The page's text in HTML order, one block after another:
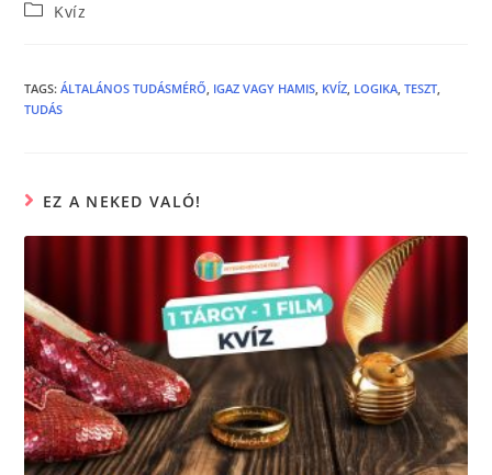
c
b
k
n
Kvíz
TAGS:ÁLTALÁNOS TUDÁSMÉRŐ, IGAZ VAGY HAMIS, KVÍZ, LOGIKA, TESZT,
TUDÁS
EZ A NEKED VALÓ!